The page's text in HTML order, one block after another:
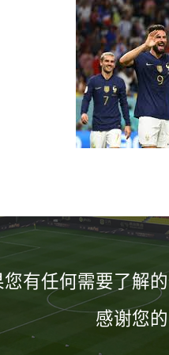
有任何需要了解
感谢您的